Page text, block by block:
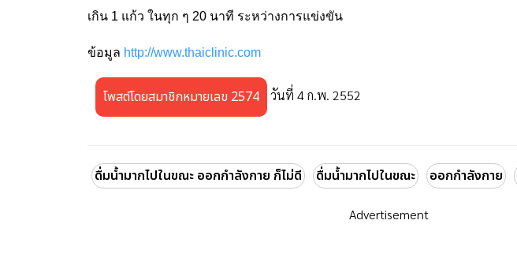
เกิน 1 แก้ว ในทุก ๆ 20 นาที ระหว่างการแข่งขัน
ข้อมูล http://www.thaiclinic.com
โพสต์โดยสมาชิกหมายเลข 2574 วันที่ 4 ก.พ. 2552
ดื่มน้ำมากไปในขณะ ออกกำลังกาย ก็ไม่ดี ดื่มน้ำมากไปในขณะ ออกกำลังกาย
Advertisement